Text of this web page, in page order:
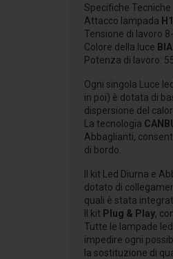
Specifiche Tecniche
Attacco lampada
Tensione di lavoro
Colore della luce
Potenza di lavoro:
Ogni singola Luce
in poi) è dotata di
dispersione del
La tecnologia
Abbaglianti,
di bordo.
Il kit Led Diurna e
dotato di
quali è stata
Il kit Plug & Play,
Tutte le lampade
impedire ogni
la sostituzione di